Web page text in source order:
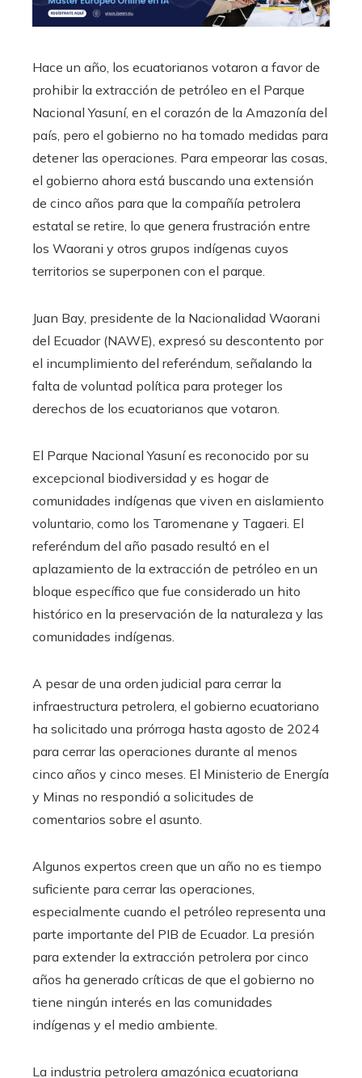
Hace un año, los ecuatorianos votaron a favor de
prohibir la extracción de petróleo en el Parque
Nacional Yasuní, en el corazón de la Amazonía del
país, pero el gobierno no ha tomado medidas para
detener las operaciones. Para empeorar las cosas,
el gobierno ahora está buscando una extensión
de cinco años para que la compañía petrolera
estatal se retire, lo que genera frustración entre
los Waorani y otros grupos indígenas cuyos
territorios se superponen con el parque.
Juan Bay, presidente de la Nacionalidad Waorani
del Ecuador (NAWE), expresó su descontento por
el incumplimiento del referéndum, señalando la
falta de voluntad política para proteger los
derechos de los ecuatorianos que votaron.
El Parque Nacional Yasuní es reconocido por su
excepcional biodiversidad y es hogar de
comunidades indígenas que viven en aislamiento
voluntario, como los Taromenane y Tagaeri. El
referéndum del año pasado resultó en el
aplazamiento de la extracción de petróleo en un
bloque específico que fue considerado un hito
histórico en la preservación de la naturaleza y las
comunidades indígenas.
A pesar de una orden judicial para cerrar la
infraestructura petrolera, el gobierno ecuatoriano
ha solicitado una prórroga hasta agosto de 2024
para cerrar las operaciones durante al menos
cinco años y cinco meses. El Ministerio de Energía
y Minas no respondió a solicitudes de
comentarios sobre el asunto.
Algunos expertos creen que un año no es tiempo
suficiente para cerrar las operaciones,
especialmente cuando el petróleo representa una
parte importante del PIB de Ecuador. La presión
para extender la extracción petrolera por cinco
años ha generado críticas de que el gobierno no
tiene ningún interés en las comunidades
indígenas y el medio ambiente.
La industria petrolera amazónica ecuatoriana